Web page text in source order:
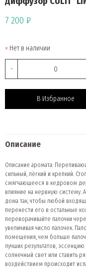
7 200 ₽
Нет в наличии
-
В Избранное
Описание
Описание аромата:
сильный, лёгкий и крепкий.
смягчающееся в кедровом
влияние на нервную систему.
дома так, чтобы любой
перенести его в остальные
переворачивайте палочки
увеличивая число палочек.
помещения, чем больше
лучших результатов,
солнечный свет или ставить
воздействием происходит